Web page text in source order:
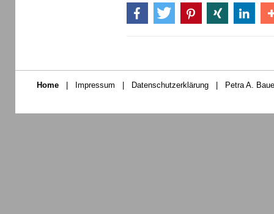
Home Impressum Datenschutzerklärung Petra A.